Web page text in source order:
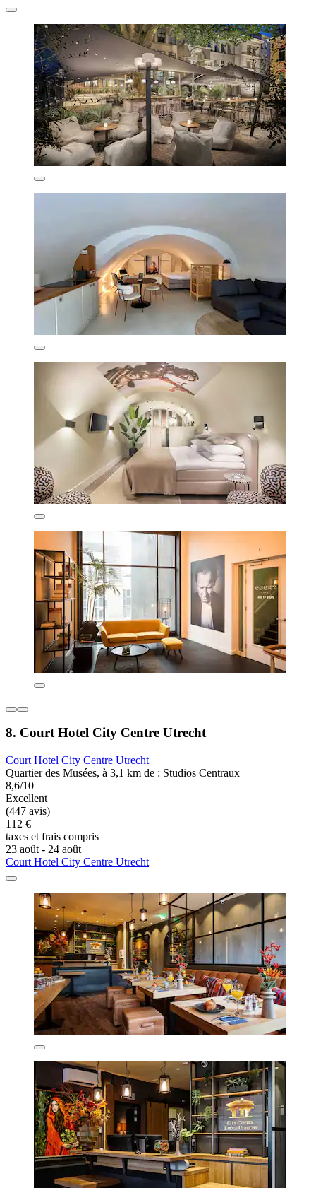
8. Court Hotel City Centre Utrecht
Court Hotel City Centre Utrecht
Quartier des Musées, à 3,1 km de : Studios Centraux
8,6/10
Excellent
(447 avis)
112 €
taxes et frais compris
23 août - 24 août
Court Hotel City Centre Utrecht